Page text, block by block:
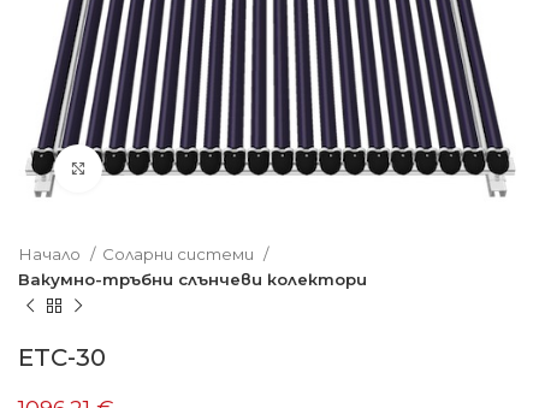
Увеличете изображението
Начало
Соларни системи
Вакумно-тръбни слънчеви колектори
ETC-30